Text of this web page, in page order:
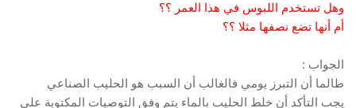
وهل تستخدم اللبوس في هذا العمر ؟؟
أم أنها تضع نصفها مثلا ؟؟
الجواب :
طالما أن التبرز يومي فالغالب أن السبب هو الحليب الصناعي
يجب التأكد أن خلط الحليب بالماء يتم وفق التوصيات المكتوبة على